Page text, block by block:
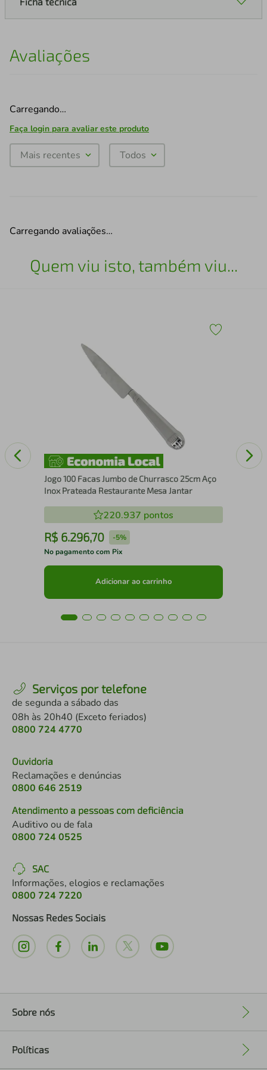
Avaliações
Carregando…
Faça login para avaliar este produto
Mais recentes Todos
Carregando avaliações…
Quem viu isto, também viu...
Jogo 100 Facas Jumbo de Churrasco 25cm Aço
Inox Prateada Restaurante Mesa Jantar
220.937 pontos
R$ 6.296,70 -5%
No pagamento com Pix
Adicionar ao carrinho
Serviços por telefone
de segunda a sábado das
08h às 20h40 (Exceto feriados)
0800 724 4770
Ouvidoria
Reclamações e denúncias
0800 646 2519
Atendimento a pessoas com deficiência
Auditivo ou de fala
0800 724 0525
SAC
Informações, elogios e reclamações
0800 724 7220
Nossas Redes Sociais
Sobre nós
Políticas